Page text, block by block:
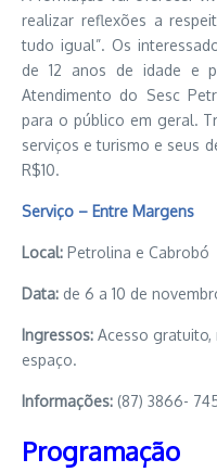
realizar reflexões a
tudo igual”. Os
de 12 anos de idade e
Atendimento do Sesc
para o público em geral.
serviços e turismo e seus
R$10.
Serviço – Entre Margens
Local: Petrolina e Cabrobó
Data: de 6 a 10 de
Ingressos: Acesso gratuito,
espaço.
Informações: (87) 3866-
Programação